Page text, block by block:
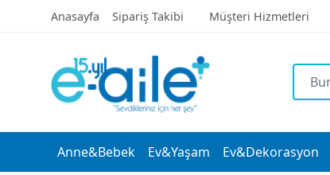
Anasayfa Sipariş Takibi Müşteri Hizmetleri
Anne&Bebek Ev&Yaşam Ev&Dekorasyon